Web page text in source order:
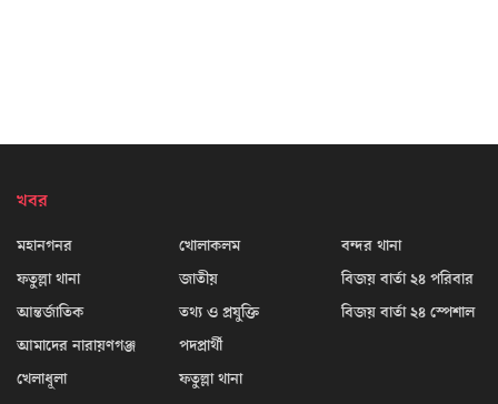
খবর
মহানগনর
ফতুল্লা থানা
আন্তর্জাতিক
আমাদের নারায়ণগঞ্জ
খেলাধূলা
খোলাকলম
জাতীয়
তথ্য ও প্রযুক্তি
পদপ্রার্থী
ফতুল্লা থানা
বন্দর থানা
বিজয় বার্তা ২৪ পরিবার
বিজয় বার্তা ২৪ স্পেশাল